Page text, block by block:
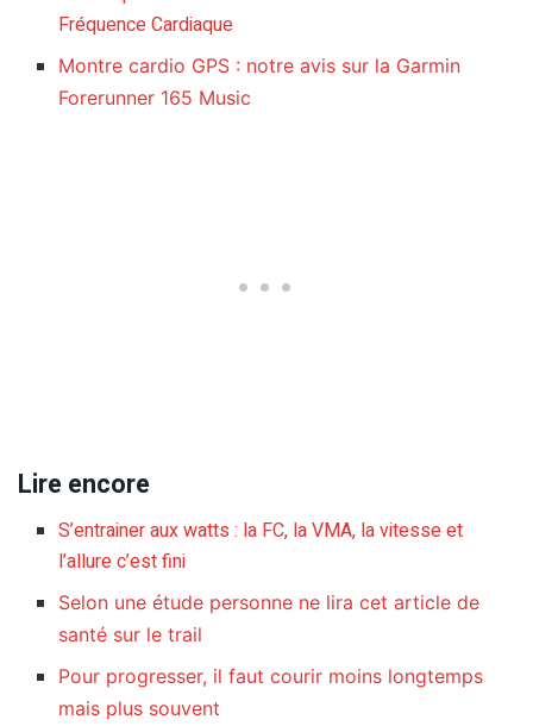
Fréquence Cardiaque
Montre cardio GPS : notre avis sur la Garmin
Forerunner 165 Music
Lire encore
S’entrainer aux watts : la FC, la VMA, la vitesse et
l’allure c’est fini
Selon une étude personne ne lira cet article de
santé sur le trail
Pour progresser, il faut courir moins longtemps
mais plus souvent